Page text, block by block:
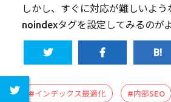
しかし、すぐに対応が難しいよう
noindexタグを設定してみるのが
#インデックス最適化 #内部SEO